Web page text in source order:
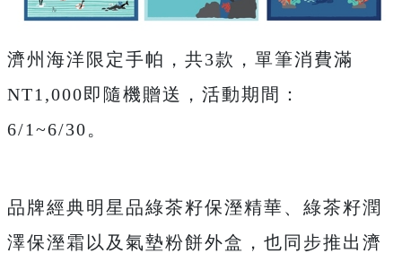
濟州海洋限定手帕，共3款，單筆消費滿
NT1,000即隨機贈送，活動期間：
6/1~6/30。
品牌經典明星品綠茶籽保溼精華、綠茶籽潤
澤保溼霜以及氣墊粉餅外盒，也同步推出濟